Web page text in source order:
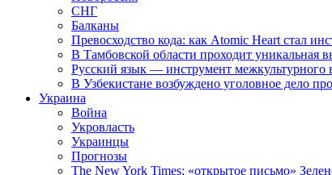
СНГ
Балканы
Превосходство кода: как Atomic Heart стал
В Тамбовской области проходит уникальная
Русский язык — инструмент межкультурного
В Узбекистане возбуждено уголовное дело
Украина
Война
Укровласть
Украинцы
Прогнозы
The New York Times: «открытое письмо»